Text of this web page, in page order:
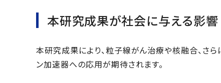
本研究成果が社会に与える影
本研究成果により、粒子線がん治療や核融合、さ
ン加速器への応用が期待されます。